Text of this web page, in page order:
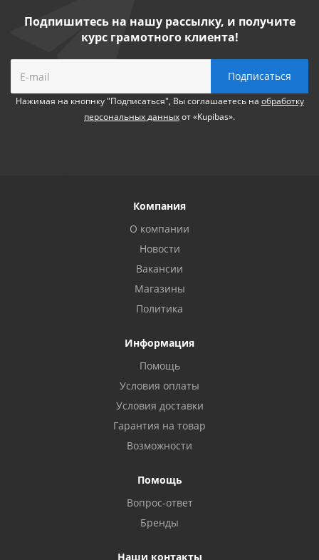
Подпишитесь на нашу рассылку, и получите
курс грамотного клиента!
Нажимая на кнопнку "Подписаться", Вы соглашаетесь на обработку
персональных данныхот «Kupibas».
Компания
О компании
Новости
Вакансии
Магазины
Политика
Информация
Помощь
Условия оплаты
Условия доставки
Гарантия на товар
Возможности
Помощь
Вопрос-ответ
Бренды
Наши контакты